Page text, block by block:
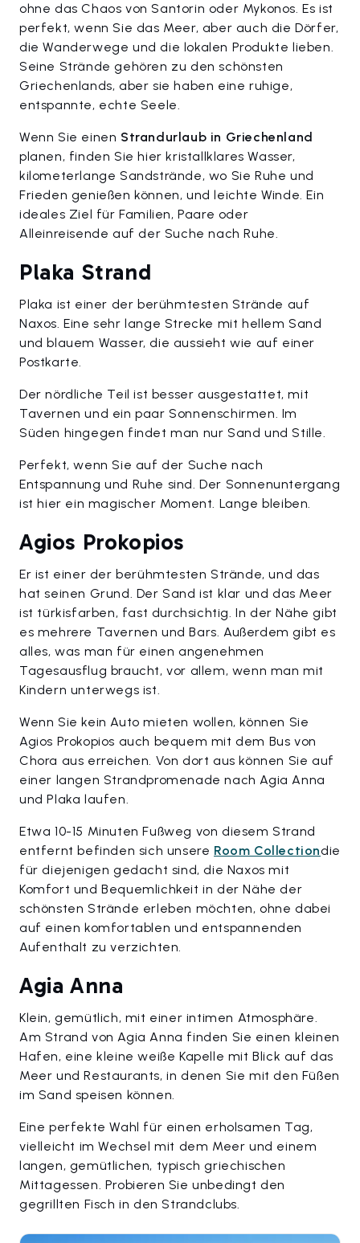
ohne das Chaos von Santorin oder Mykonos. Es ist
perfekt, wenn Sie das Meer, aber auch die Dörfer,
die Wanderwege und die lokalen Produkte lieben.
Seine Strände gehören zu den schönsten
Griechenlands, aber sie haben eine ruhige,
entspannte, echte Seele.
Wenn Sie einen Strandurlaub in Griechenland
planen, finden Sie hier kristallklares Wasser,
kilometerlange Sandstrände, wo Sie Ruhe und
Frieden genießen können, und leichte Winde. Ein
ideales Ziel für Familien, Paare oder
Alleinreisende auf der Suche nach Ruhe.
Plaka Strand
Plaka ist einer der berühmtesten Strände auf
Naxos. Eine sehr lange Strecke mit hellem Sand
und blauem Wasser, die aussieht wie auf einer
Postkarte.
Der nördliche Teil ist besser ausgestattet, mit
Tavernen und ein paar Sonnenschirmen. Im
Süden hingegen findet man nur Sand und Stille.
Perfekt, wenn Sie auf der Suche nach
Entspannung und Ruhe sind. Der Sonnenuntergang
ist hier ein magischer Moment. Lange bleiben.
Agios Prokopios
Er ist einer der berühmtesten Strände, und das
hat seinen Grund. Der Sand ist klar und das Meer
ist türkisfarben, fast durchsichtig. In der Nähe gibt
es mehrere Tavernen und Bars. Außerdem gibt es
alles, was man für einen angenehmen
Tagesausflug braucht, vor allem, wenn man mit
Kindern unterwegs ist.
Wenn Sie kein Auto mieten wollen, können Sie
Agios Prokopios auch bequem mit dem Bus von
Chora aus erreichen. Von dort aus können Sie auf
einer langen Strandpromenade nach Agia Anna
und Plaka laufen.
Etwa 10-15 Minuten Fußweg von diesem Strand
entfernt befinden sich unsere Room Collectiondie
für diejenigen gedacht sind, die Naxos mit
Komfort und Bequemlichkeit in der Nähe der
schönsten Strände erleben möchten, ohne dabei
auf einen komfortablen und entspannenden
Aufenthalt zu verzichten.
Agia Anna
Klein, gemütlich, mit einer intimen Atmosphäre.
Am Strand von Agia Anna finden Sie einen kleinen
Hafen, eine kleine weiße Kapelle mit Blick auf das
Meer und Restaurants, in denen Sie mit den Füßen
im Sand speisen können.
Eine perfekte Wahl für einen erholsamen Tag,
vielleicht im Wechsel mit dem Meer und einem
langen, gemütlichen, typisch griechischen
Mittagessen. Probieren Sie unbedingt den
gegrillten Fisch in den Strandclubs.